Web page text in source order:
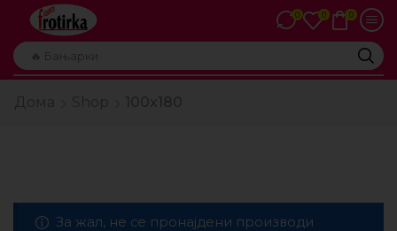
🔥 Бањарки
0 0 0
За жал, не се пронајдени производи